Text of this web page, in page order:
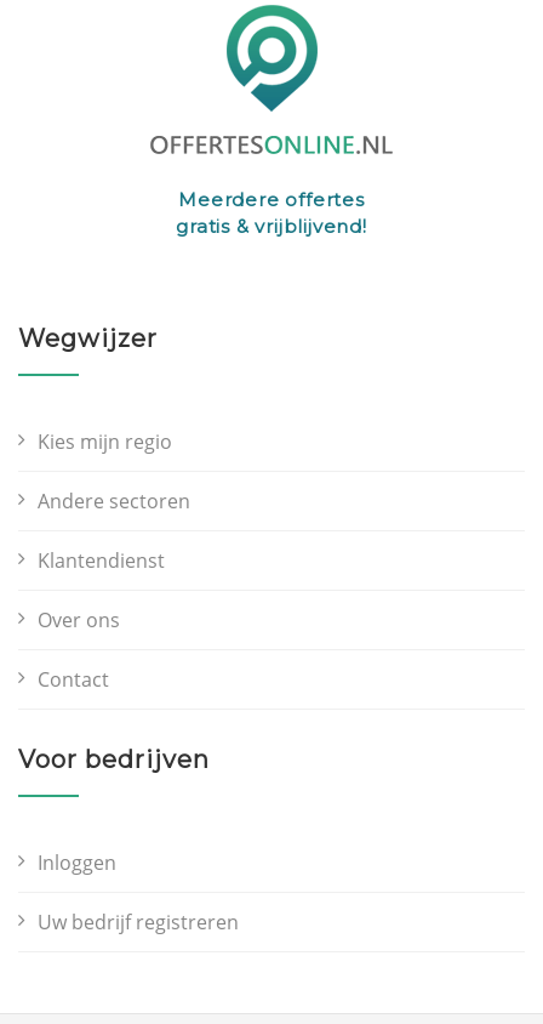
Meerdere offertes
gratis & vrijblijvend!
Wegwijzer
Kies mijn regio
Andere sectoren
Klantendienst
Over ons
Contact
Voor bedrijven
Inloggen
Uw bedrijf registreren